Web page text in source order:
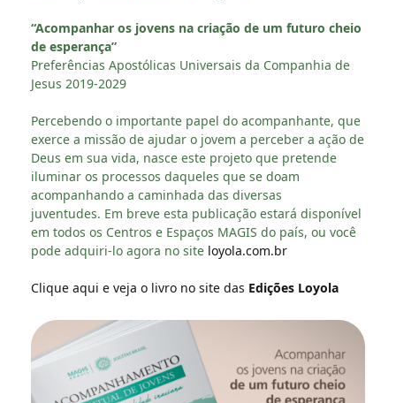
“Acompanhar os jovens na criação de um futuro cheio
de esperança”
Preferências Apostólicas Universais da Companhia de
Jesus 2019-2029
Percebendo o importante papel do acompanhante, que
exerce a missão de ajudar o jovem a perceber a ação de
Deus em sua vida, nasce este projeto que pretende
iluminar os processos daqueles que se doam
acompanhando a caminhada das diversas
juventudes. Em breve esta publicação estará disponível
em todos os Centros e Espaços MAGIS do país, ou você
pode adquiri-lo agora no site loyola.com.br
Clique aqui e veja o livro no site das Edições Loyola